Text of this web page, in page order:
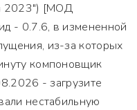
2023") [МОД
- 0.7.6, в измененной
из-за которых
компоновщик
- загрузите
нестабильную